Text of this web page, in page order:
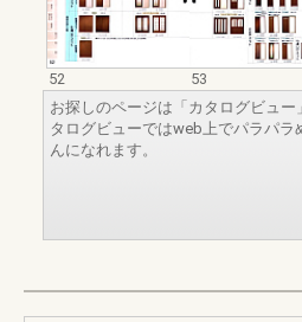
52
53
お探しのページは「カタログビュ
タログビューではweb上でパラパラ
んになれます。